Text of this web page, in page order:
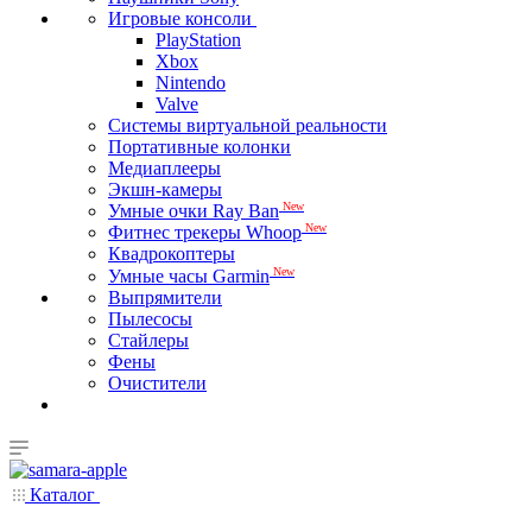
Игровые консоли
PlayStation
Xbox
Nintendo
Valve
Системы виртуальной реальности
Портативные колонки
Медиаплееры
Экшн-камеры
Умные очки Ray Ban New
Фитнес трекеры Whoop New
Квадрокоптеры
Умные часы Garmin New
Выпрямители
Пылесосы
Стайлеры
Фены
Очистители
Каталог